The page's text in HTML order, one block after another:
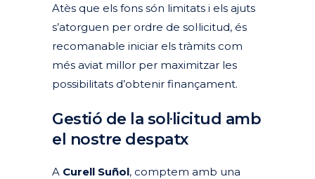
Atès que els fons són limitats i els ajuts
s’atorguen per ordre de sol·licitud, és
recomanable iniciar els tràmits com
més aviat millor per maximitzar les
possibilitats d’obtenir finançament.
Gestió de la sol·licitud amb
el nostre despatx
A Curell Suñol, comptem amb una